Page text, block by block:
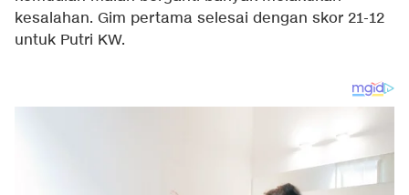
kesalahan. Gim pertama selesai dengan skor 21-12
untuk Putri KW.